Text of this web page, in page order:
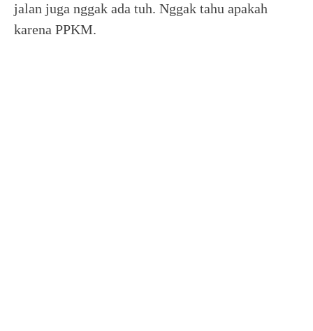
jalan juga nggak ada tuh. Nggak tahu apakah
karena PPKM.